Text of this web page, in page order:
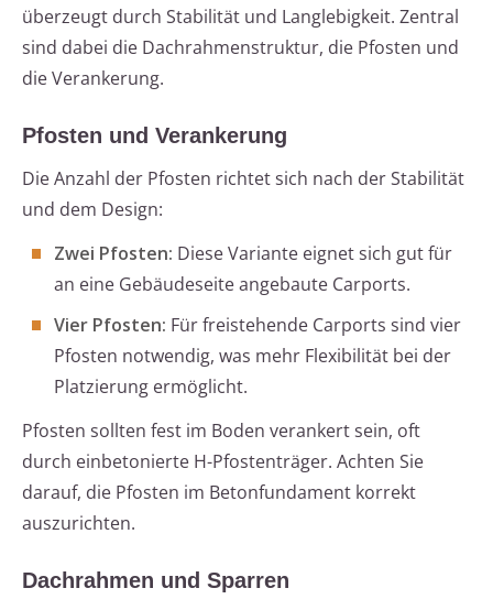
überzeugt durch Stabilität und Langlebigkeit. Zentral
sind dabei die Dachrahmenstruktur, die Pfosten und
die Verankerung.
Pfosten und Verankerung
Die Anzahl der Pfosten richtet sich nach der Stabilität
und dem Design:
Zwei Pfosten: Diese Variante eignet sich gut für
an eine Gebäudeseite angebaute Carports.
Vier Pfosten: Für freistehende Carports sind vier
Pfosten notwendig, was mehr Flexibilität bei der
Platzierung ermöglicht.
Pfosten sollten fest im Boden verankert sein, oft
durch einbetonierte H-Pfostenträger. Achten Sie
darauf, die Pfosten im Betonfundament korrekt
auszurichten.
Dachrahmen und Sparren